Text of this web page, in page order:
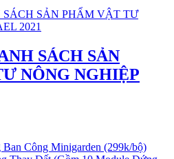
SÁCH SẢN
NÔNG NGHIỆP